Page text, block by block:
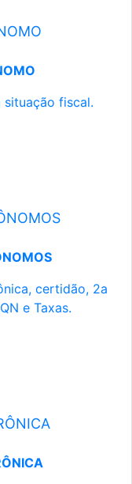
situação fiscal.
certidão, 2a
e Taxas.